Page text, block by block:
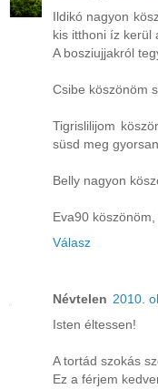
Ildikó nagyon
kis itthoni íz kerül
A bosziujjakról
Csibe köszönöm
Tigrislilijom
süsd meg
Belly nagyon
Eva90
Válasz
Névtelen 2010.
Isten éltessen!
A tortád szokás
Ez a férjem